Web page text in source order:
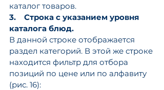
каталог товаров.
3.    Строка с указанием уровня
каталога блюд.
В данной строке отображается
раздел категорий. В этой же строке
находится фильтр для отбора
позиций по цене или по алфавиту
(рис. 16):